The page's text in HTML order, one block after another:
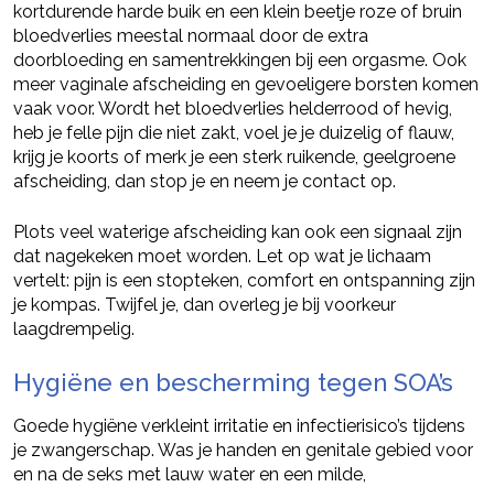
kortdurende harde buik en een klein beetje roze of bruin
bloedverlies meestal normaal door de extra
doorbloeding en samentrekkingen bij een orgasme. Ook
meer vaginale afscheiding en gevoeligere borsten komen
vaak voor. Wordt het bloedverlies helderrood of hevig,
heb je felle pijn die niet zakt, voel je je duizelig of flauw,
krijg je koorts of merk je een sterk ruikende, geelgroene
afscheiding, dan stop je en neem je contact op.
Plots veel waterige afscheiding kan ook een signaal zijn
dat nagekeken moet worden. Let op wat je lichaam
vertelt: pijn is een stopteken, comfort en ontspanning zijn
je kompas. Twijfel je, dan overleg je bij voorkeur
laagdrempelig.
Hygiëne en bescherming tegen SOA’s
Goede hygiëne verkleint irritatie en infectierisico’s tijdens
je zwangerschap. Was je handen en genitale gebied voor
en na de seks met lauw water en een milde,